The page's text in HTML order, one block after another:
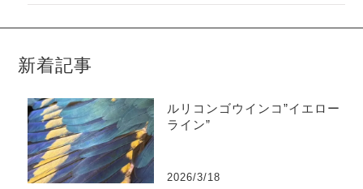
新着記事
ルリコンゴウインコ”イエロー
ライン”
2026/3/18